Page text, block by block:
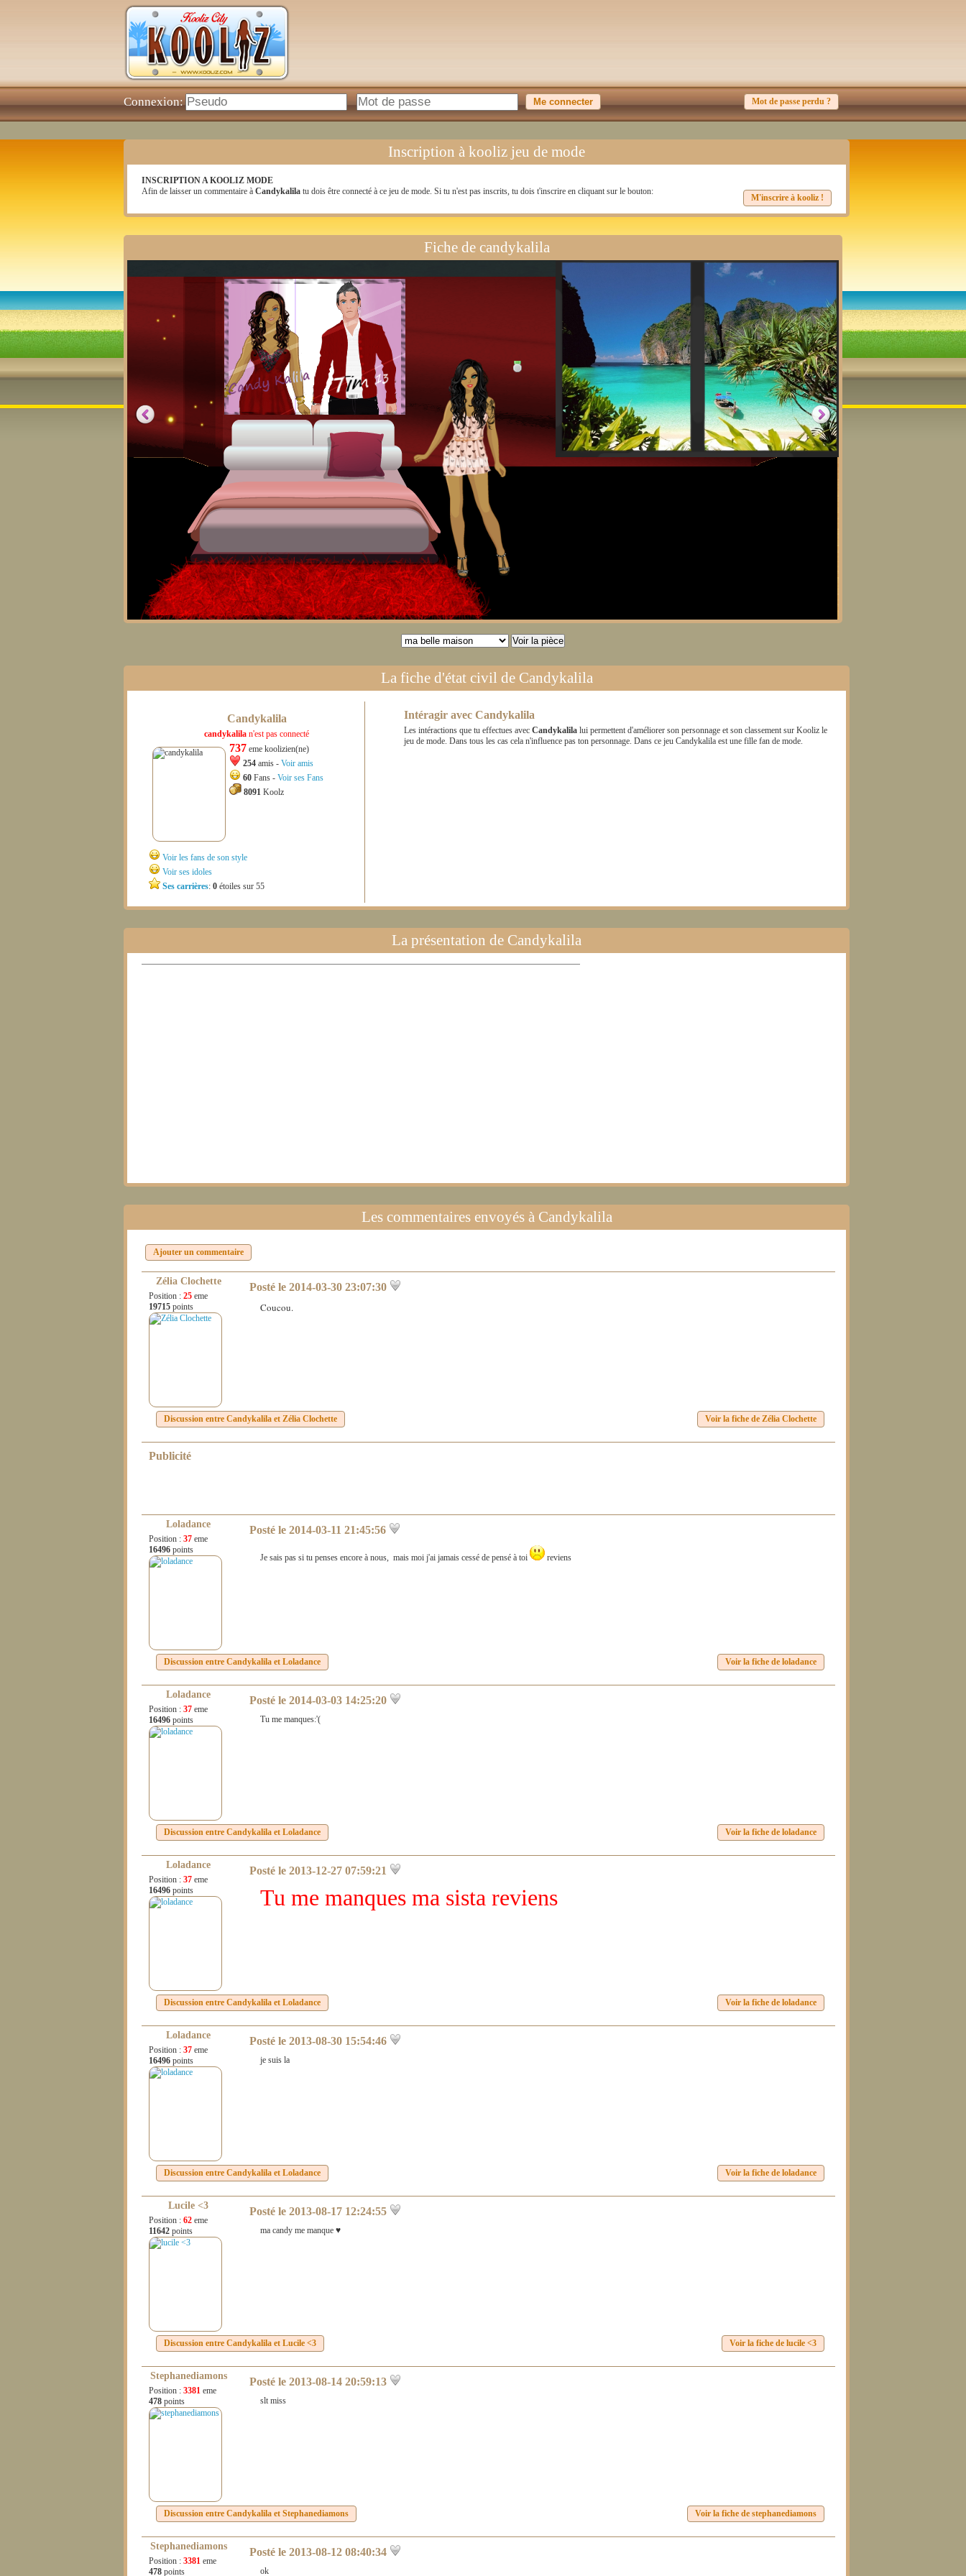
Connexion: Mot de passe perdu ?
Inscription à kooliz jeu de mode
INSCRIPTION A KOOLIZ MODE
Afin de laisser un commentaire à Candykalila tu dois être connecté à ce jeu de mode. Si tu n'est pas inscrits, tu dois t'inscrire en cliquant sur le bouton:
M'inscrire à kooliz !
Fiche de candykalila
La fiche d'état civil de Candykalila
Candykalila
candykalila n'est pas connecté
737 eme koolizien(ne)
254 amis - Voir amis
60 Fans - Voir ses Fans
8091 Koolz
Voir les fans de son style
Voir ses idoles
Ses carrières: 0 étoiles sur 55
Intéragir avec Candykalila
Les intéractions que tu effectues avec Candykalila lui permettent d'améliorer son personnage et son classement sur Kooliz le
jeu de mode. Dans tous les cas cela n'influence pas ton personnage. Dans ce jeu Candykalila est une fille fan de mode.
La présentation de Candykalila
Les commentaires envoyés à Candykalila
Ajouter un commentaire
Zélia Clochette
Position : 25 eme
19715 points
Posté le 2014-03-30 23:07:30
Coucou.
Discussion entre Candykalila et Zélia Clochette Voir la fiche de Zélia Clochette
Publicité
Loladance
Position : 37 eme
16496 points
Posté le 2014-03-11 21:45:56
Je sais pas si tu penses encore à nous, mais moi j'ai jamais cessé de pensé à toi reviens
Discussion entre Candykalila et Loladance Voir la fiche de loladance
Loladance
Position : 37 eme
16496 points
Posté le 2014-03-03 14:25:20
Tu me manques:'(
Discussion entre Candykalila et Loladance Voir la fiche de loladance
Loladance
Position : 37 eme
16496 points
Posté le 2013-12-27 07:59:21
Tu me manques ma sista reviens
Discussion entre Candykalila et Loladance Voir la fiche de loladance
Loladance
Position : 37 eme
16496 points
Posté le 2013-08-30 15:54:46
je suis la
Discussion entre Candykalila et Loladance Voir la fiche de loladance
Lucile <3
Position : 62 eme
11642 points
Posté le 2013-08-17 12:24:55
ma candy me manque ♥
Discussion entre Candykalila et Lucile <3 Voir la fiche de lucile <3
Stephanediamons
Position : 3381 eme
478 points
Posté le 2013-08-14 20:59:13
slt miss
Discussion entre Candykalila et Stephanediamons Voir la fiche de stephanediamons
Stephanediamons
Position : 3381 eme
478 points
Posté le 2013-08-12 08:40:34
ok